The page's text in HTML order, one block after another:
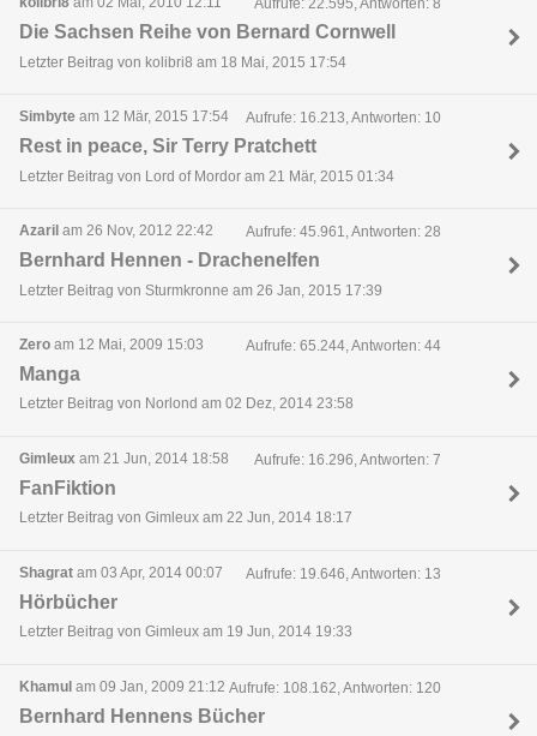
Aufrufe: 22.595, Antworten: 8
Die Sachsen Reihe von Bernard Cornwell
Letzter Beitrag von kolibri8 am 18 Mai, 2015 17:54
Simbyte am 12 Mär, 2015 17:54 Aufrufe: 16.213, Antworten: 10
Rest in peace, Sir Terry Pratchett
Letzter Beitrag von Lord of Mordor am 21 Mär, 2015 01:34
Azaril am 26 Nov, 2012 22:42 Aufrufe: 45.961, Antworten: 28
Bernhard Hennen - Drachenelfen
Letzter Beitrag von Sturmkronne am 26 Jan, 2015 17:39
Zero am 12 Mai, 2009 15:03 Aufrufe: 65.244, Antworten: 44
Manga
Letzter Beitrag von Norlond am 02 Dez, 2014 23:58
Gimleux am 21 Jun, 2014 18:58 Aufrufe: 16.296, Antworten: 7
FanFiktion
Letzter Beitrag von Gimleux am 22 Jun, 2014 18:17
Shagrat am 03 Apr, 2014 00:07 Aufrufe: 19.646, Antworten: 13
Hörbücher
Letzter Beitrag von Gimleux am 19 Jun, 2014 19:33
Khamul am 09 Jan, 2009 21:12 Aufrufe: 108.162, Antworten: 120
Bernhard Hennens Bücher